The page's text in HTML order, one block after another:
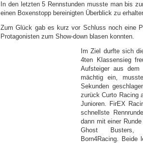
In den letzten 5 Rennstunden musste man bis
einen Boxenstopp bereinigten Überblick zu
Zum Glück gab es kurz vor Schluss noch eine
Protagonisten zum Show-down blasen konnten.
Im Ziel durfte sich
4ten Klassensieg
Aufsteiger aus
mächtig ein,
Sekunden
zurück Curto Racing
Junioren. FirEX
schnellste
dann mit einer
Ghost Busters,
Born4Racing. Beide